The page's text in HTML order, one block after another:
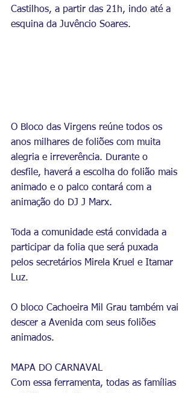
Castilhos, a partir das 21h, indo até a
esquina da Juvêncio Soares.
O Bloco das Virgens reúne todos os
anos milhares de foliões com muita
alegria e irreverência. Durante o
desfile, haverá a escolha do folião mais
animado e o palco contará com a
animação do DJ J Marx.
Toda a comunidade está convidada a
participar da folia que será puxada
pelos secretários Mirela Kruel e Itamar
Luz.
O bloco Cachoeira Mil Grau também vai
descer a Avenida com seus foliões
animados.
MAPA DO CARNAVAL
Com essa ferramenta, todas as famílias